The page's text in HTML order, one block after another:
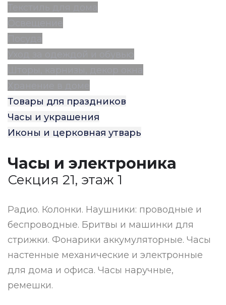
Товары для праздников
Часы и украшения
Иконы и церковная утварь
Часы и электроника
Секция 21, этаж 1
Радио. Колонки. Наушники: проводные и
беспроводные. Бритвы и машинки для
стрижки. Фонарики аккумуляторные. Часы
настенные механические и электронные
для дома и офиса. Часы наручные,
ремешки.